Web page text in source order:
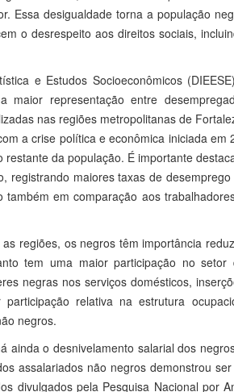
Essa desigualdade torna a população
o desrespeito aos direitos sociais,
e Estudos Socioeconômicos
maior representação entre
nas regiões metropolitanas de
a crise política e econômica iniciada em
da população. É importante
registrando maiores taxas de
em comparação aos
regiões, os negros têm importância
tem uma maior participação no
negras nos serviços domésticos,
relativa na estrutura
negros.
ainda o desnivelamento salarial dos
assalariados não negros demonstrou
divulgados pela Pesquisa Nacional por